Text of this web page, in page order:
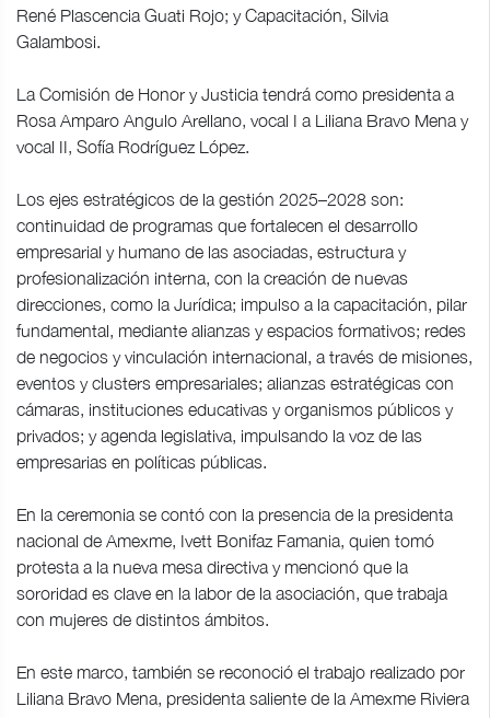
René Plascencia Guati Rojo; y Capacitación, Silvia
Galambosi.
La Comisión de Honor y Justicia tendrá como presidenta a
Rosa Amparo Angulo Arellano, vocal I a Liliana Bravo Mena y
vocal II, Sofía Rodríguez López.
Los ejes estratégicos de la gestión 2025–2028 son:
continuidad de programas que fortalecen el desarrollo
empresarial y humano de las asociadas, estructura y
profesionalización interna, con la creación de nuevas
direcciones, como la Jurídica; impulso a la capacitación, pilar
fundamental, mediante alianzas y espacios formativos; redes
de negocios y vinculación internacional, a través de misiones,
eventos y clusters empresariales; alianzas estratégicas con
cámaras, instituciones educativas y organismos públicos y
privados; y agenda legislativa, impulsando la voz de las
empresarias en políticas públicas.
En la ceremonia se contó con la presencia de la presidenta
nacional de Amexme, Ivett Bonifaz Famania, quien tomó
protesta a la nueva mesa directiva y mencionó que la
sororidad es clave en la labor de la asociación, que trabaja
con mujeres de distintos ámbitos.
En este marco, también se reconoció el trabajo realizado por
Liliana Bravo Mena, presidenta saliente de la Amexme Riviera